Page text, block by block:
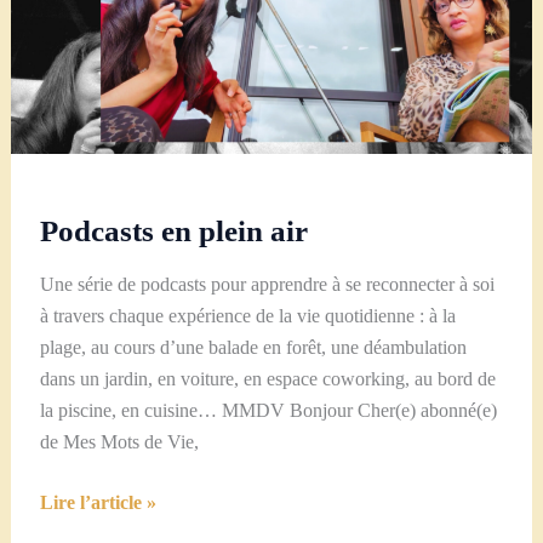
Podcasts en plein air
Une série de podcasts pour apprendre à se reconnecter à soi
à travers chaque expérience de la vie quotidienne : à la
plage, au cours d’une balade en forêt, une déambulation
dans un jardin, en voiture, en espace coworking, au bord de
la piscine, en cuisine… MMDV Bonjour Cher(e) abonné(e)
de Mes Mots de Vie,
Podcasts
Lire l’article »